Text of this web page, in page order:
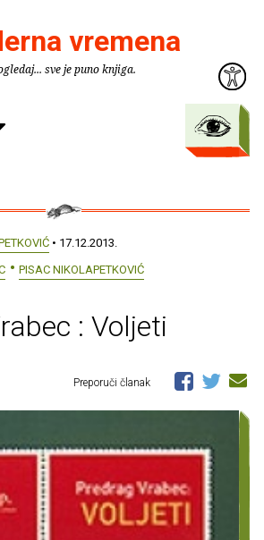
vremena
sve je puno knjiga.
• 17.12.2013.
PISAC NIKOLAPETKOVIĆ
: Voljeti
Preporuči članak